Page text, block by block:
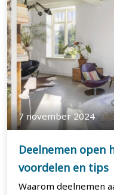
7 november 2024
Deelnemen open
voordelen en tips
Waarom deelnemen